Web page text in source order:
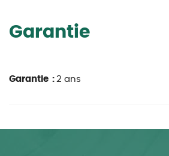
Garantie
Garantie : 2 ans